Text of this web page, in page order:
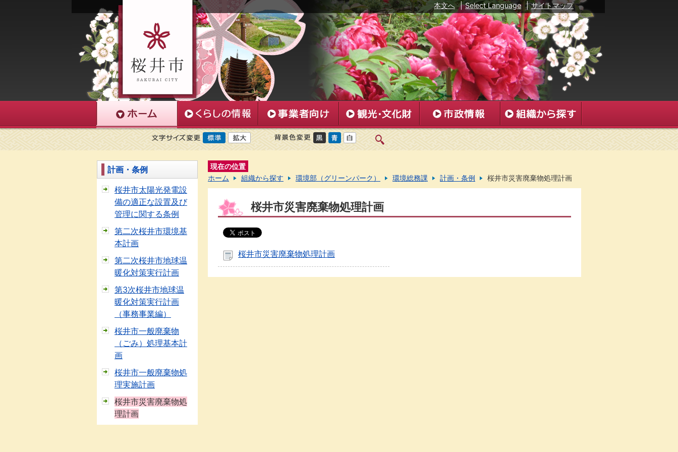
本文へ | Select Language | サイトマップ
計画・条例
桜井市太陽光発電設
備の適正な設置及び
管理に関する条例
第二次桜井市環境基
本計画
第二次桜井市地球温
暖化対策実行計画
第3次桜井市地球温
暖化対策実行計画
（事務事業編）
桜井市一般廃棄物
（ごみ）処理基本計
画
桜井市一般廃棄物処
理実施計画
桜井市災害廃棄物処
理計画
現在の位置
ホーム
組織から探す 環境部（グリーンパーク） 環境総務課 計画・条例 桜井市災害廃棄物処理計画
桜井市災害廃棄物処理計画
桜井市災害廃棄物処理計画